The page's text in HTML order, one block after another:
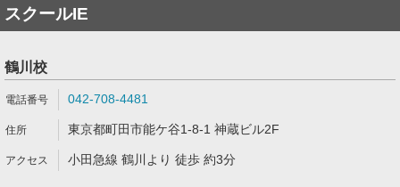
スクールIE
鶴川校
042-708-4481
東京都町田市能ケ谷1-8-1 神蔵ビル2F
小田急線 鶴川より 徒歩 約3分